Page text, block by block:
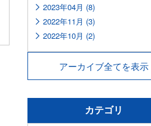
2023年04月 (8)
2022年11月 (3)
2022年10月 (2)
アーカイブ全てを表示
カテゴリ